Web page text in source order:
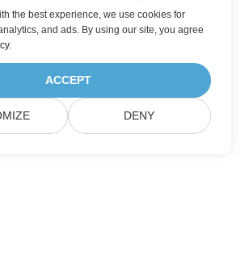
the best experience, we use cookies for
and ads. By using our site, you agree
.
ACCEPT
DENY